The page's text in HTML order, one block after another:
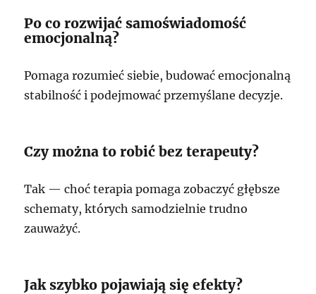
Po co rozwijać samoświadomość
emocjonalną?
Pomaga rozumieć siebie, budować emocjonalną
stabilność i podejmować przemyślane decyzje.
Czy można to robić bez terapeuty?
Tak — choć terapia pomaga zobaczyć głębsze
schematy, których samodzielnie trudno
zauważyć.
Jak szybko pojawiają się efekty?